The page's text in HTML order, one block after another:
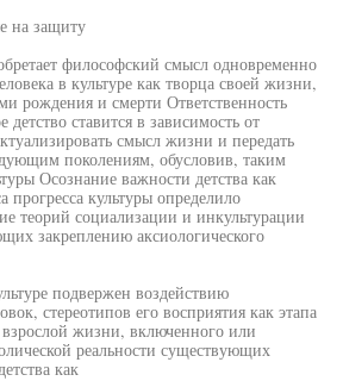
на защиту
философский смысл одновременно
в культуре как творца своей жизни,
рождения и смерти Ответственность
детство ставится в зависимость от
смысл жизни и передать
поколениям, обусловив, таким
Осознание важности детства как
прогресса культуры определило
теорий социализации и инкультурации
закреплению аксиологического
подвержен воздействию
стереотипов его восприятия как этапа
взрослой жизни, включенного или
реальности существующих
как